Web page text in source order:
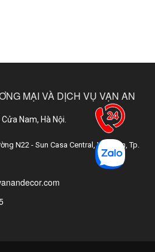
MẠI VÀ DỊCH VỤ VẠN AN
Nam, Hà Nội.
N22 - Sun Casa Central, Vĩnh Tân, Tp.